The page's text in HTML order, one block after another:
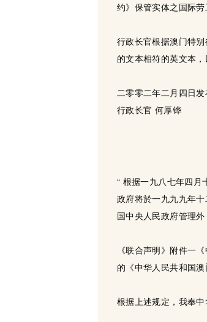
约》保管实体之国际
行政长官根据澳门特
的文本相符的英文本
二零零二年二月四日发
行政长官 何厚铧
“ 根据一九八七年四
政府将於一九九九年
国中央人民政府管理外
《联合声明》附件一
的《中华人民共和国
根据上述规定，我奉